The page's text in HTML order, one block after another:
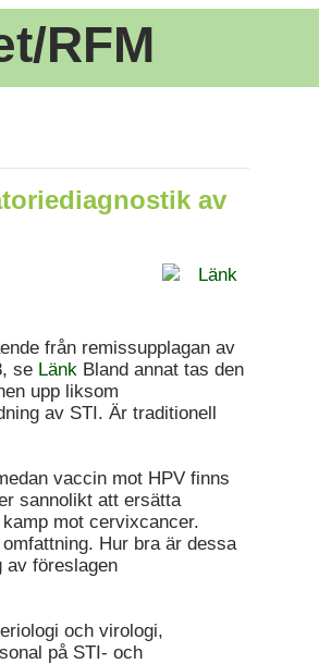
RFM
av
Länk
från remissupplagan av
se LänkBland annat tas den
upp liksom
av STI. Är traditionell
vaccin mot HPV finns
sannolikt att ersätta
mot cervixcancer.
Hur bra är dessa
av föreslagen
och virologi,
på STI- och